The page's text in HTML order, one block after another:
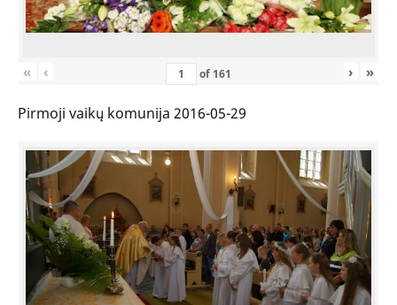
« ‹ of 161 › »
Pirmoji vaikų komunija 2016-05-29